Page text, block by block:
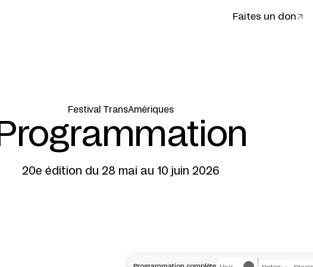
Faites un don
Festival TransAmériques
Programmation
20e édition du 28 mai au 10 juin 2026